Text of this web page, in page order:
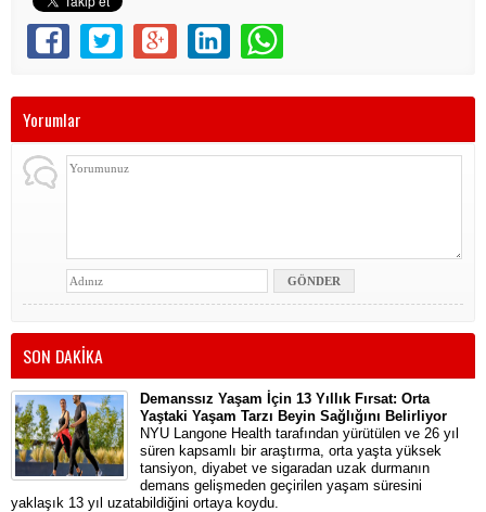
Yorumlar
SON DAKİKA
Demanssız Yaşam İçin 13 Yıllık Fırsat: Orta
Yaştaki Yaşam Tarzı Beyin Sağlığını Belirliyor
NYU Langone Health tarafından yürütülen ve 26 yıl
süren kapsamlı bir araştırma, orta yaşta yüksek
tansiyon, diyabet ve sigaradan uzak durmanın
demans gelişmeden geçirilen yaşam süresini
yaklaşık 13 yıl uzatabildiğini ortaya koydu.